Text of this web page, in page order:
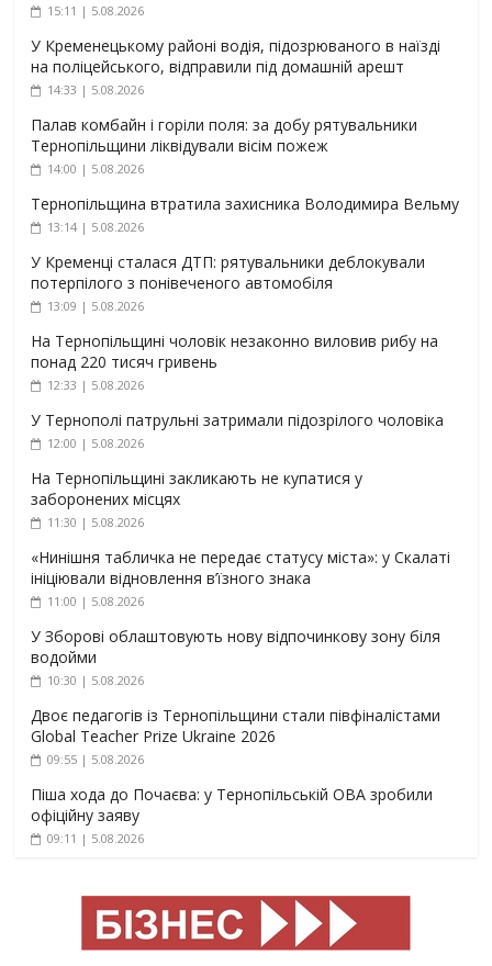
15:11 | 5.08.2026
У Кременецькому районі водія, підозрюваного в наїзді
на поліцейського, відправили під домашній арешт
14:33 | 5.08.2026
Палав комбайн і горіли поля: за добу рятувальники
Тернопільщини ліквідували вісім пожеж
14:00 | 5.08.2026
Тернопільщина втратила захисника Володимира Вельму
13:14 | 5.08.2026
У Кременці сталася ДТП: рятувальники деблокували
потерпілого з понівеченого автомобіля
13:09 | 5.08.2026
На Тернопільщині чоловік незаконно виловив рибу на
понад 220 тисяч гривень
12:33 | 5.08.2026
У Тернополі патрульні затримали підозрілого чоловіка
12:00 | 5.08.2026
На Тернопільщині закликають не купатися у
заборонених місцях
11:30 | 5.08.2026
«Нинішня табличка не передає статусу міста»: у Скалаті
ініціювали відновлення в’їзного знака
11:00 | 5.08.2026
У Зборові облаштовують нову відпочинкову зону біля
водойми
10:30 | 5.08.2026
Двоє педагогів із Тернопільщини стали півфіналістами
Global Teacher Prize Ukraine 2026
09:55 | 5.08.2026
Піша хода до Почаєва: у Тернопільській ОВА зробили
офіційну заяву
09:11 | 5.08.2026